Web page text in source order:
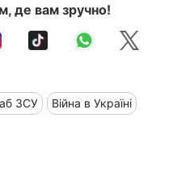
де вам зручно!
ЗСУ Війна в Україні